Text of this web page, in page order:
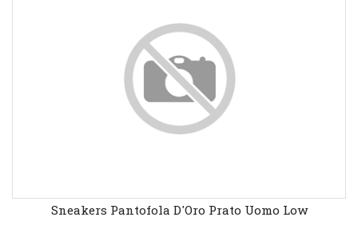
Sneakers Pantofola D'Oro Prato Uomo Low